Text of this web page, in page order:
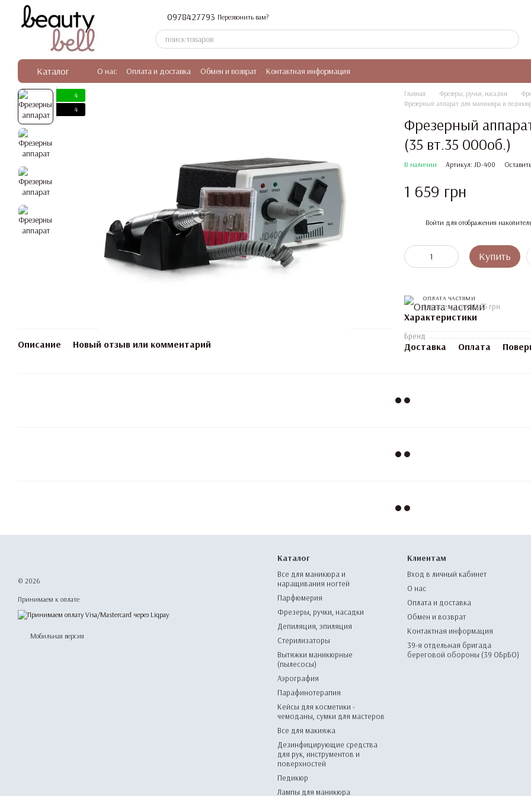
Перейти к основному контенту
0978427793 Перезвонить вам?
Каталог О нас Оплата и доставка Обмен и возврат Контактная информация
4
4
Описание Новый отзыв или комментарий
Главная Фрезеры, ручки, насадки
Фрезерный аппарат для маникюра и
Фрезерный
(35 вт.35 000об.)
В наличии Артикул: JD-400
1 659 грн
Войти для отображения
Купить
ОПЛАТА ЧАСТЯМИ
4 платежа по 414.75 грн
Характеристики
Бренд
Доставка Оплата
© 2026
Принимаем к оплате
Мобильная версия
Каталог
Все для маникюра и
наращивания ногтей
Парфюмерия
Фрезеры, ручки, насадки
Депиляция, эпиляция
Стерилизаторы
Вытяжки маникюрные
(пылесосы)
Аэрография
Парафинотерапия
Кейсы для косметики -
чемоданы, сумки для мастеров
Все для макияжа
Дезинфицирующие средства
для рук, инструментов и
поверхностей
Педикюр
Лампы для маникюра
Клиентам
Вход в личный кабинет
О нас
Оплата и доставка
Обмен и возврат
Контактная информация
39-я отдельная бригада
береговой обороны (39 ОБрБО)